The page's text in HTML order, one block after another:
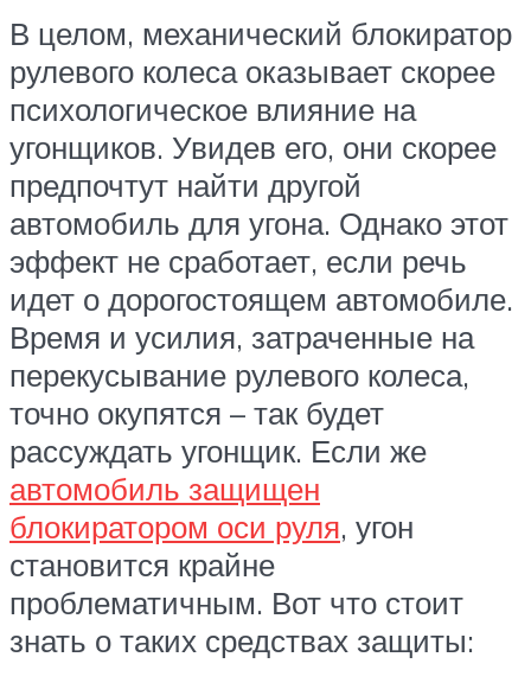
В целом, механический блокиратор
рулевого колеса оказывает скорее
психологическое влияние на
угонщиков. Увидев его, они скорее
предпочтут найти другой
автомобиль для угона. Однако этот
эффект не сработает, если речь
идет о дорогостоящем автомобиле.
Время и усилия, затраченные на
перекусывание рулевого колеса,
точно окупятся – так будет
рассуждать угонщик. Если же
автомобиль защищен
блокиратором оси руля, угон
становится крайне
проблематичным. Вот что стоит
знать о таких средствах защиты: